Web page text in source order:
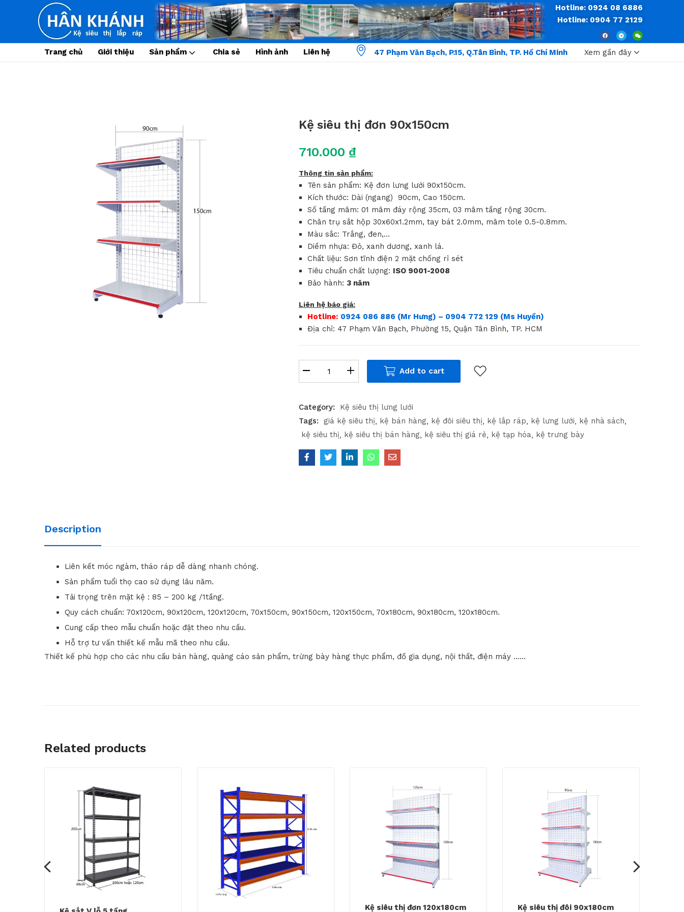
Hotline: 0924 08 6886
Hotline: 0904 77 2129
Trang chủ Giới thiệu Sản phẩm Chia sẻ Hình ảnh Liên hệ 47 Phạm Văn Bạch, P.15, Q.Tân Bình, TP. Hồ Chí Minh Xem gần đây
Kệ siêu thị đơn 90x150cm
710.000 ₫
Thông tin sản phẩm:
Tên sản phẩm: Kệ đơn lưng lưới 90x150cm.
Kích thước: Dài (ngang) 90cm, Cao 150cm.
Số tầng mâm: 01 mâm đáy rộng 35cm, 03 mâm tầng rộng 30cm.
Chân trụ sắt hộp 30x60x1.2mm, tay bát 2.0mm, mâm tole 0.5-0.8mm.
Màu sắc: Trắng, đen,…
Diềm nhựa: Đỏ, xanh dương, xanh lá.
Chất liệu: Sơn tĩnh điện 2 mặt chống rỉ sét
Tiêu chuẩn chất lượng: ISO 9001-2008
Bảo hành: 3 năm
Liên hệ báo giá:
Hotline: 0924 086 886 (Mr Hưng) – 0904 772 129 (Ms Huyền)
Địa chỉ: 47 Phạm Văn Bạch, Phường 15, Quận Tân Bình, TP. HCM
Add to cart
Category:
Kệ siêu thị lưng lưới
Tags:
giá kệ siêu thị kệ bán hàng kệ đôi siêu thị kệ lắp ráp kệ lưng lưới
kệ nhà sách
kệ siêu thị
kệ siêu thị bán hàng kệ siêu thị giá rẻ kệ tạp hóa kệ trưng bày
Description
Liên kết móc ngàm, tháo ráp dễ dàng nhanh chóng.
Sản phẩm tuổi thọ cao sử dụng lâu năm.
Tải trọng trên mặt kệ : 85 – 200 kg /1tầng.
Quy cách chuẩn: 70x120cm, 90x120cm, 120x120cm, 70x150cm, 90x150cm, 120x150cm, 70x180cm, 90x180cm, 120x180cm.
Cung cấp theo mẫu chuẩn hoặc đặt theo nhu cầu.
Hỗ trợ tư vấn thiết kế mẫu mã theo nhu cầu.
Thiết kế phù hợp cho các nhu cầu bán hàng, quảng cáo sản phẩm, trừng bày hàng thực phẩm, đồ gia dụng, nội thất, điện máy ..….
Related products
Kệ siêu thị đơn 120x180cm Kệ siêu thị đôi 90x180cm